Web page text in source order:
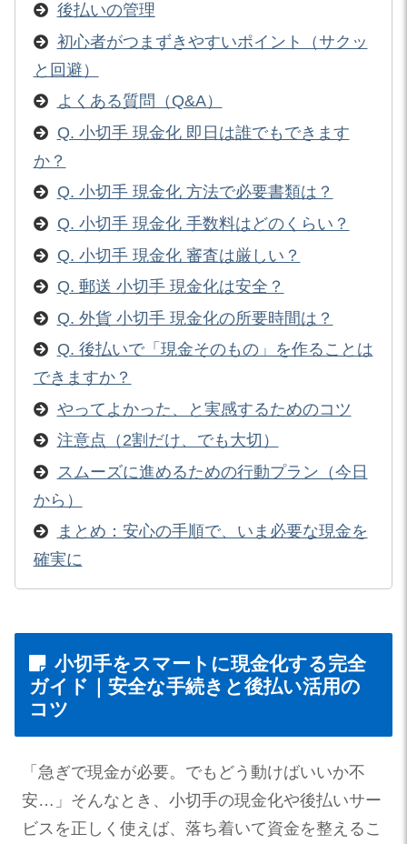
後払いの管理
初心者がつまずきやすいポイント（サクッ
と回避）
よくある質問（Q&A）
Q. 小切手 現金化 即日は誰でもできます
か？
Q. 小切手 現金化 方法で必要書類は？
Q. 小切手 現金化 手数料はどのくらい？
Q. 小切手 現金化 審査は厳しい？
Q. 郵送 小切手 現金化は安全？
Q. 外貨 小切手 現金化の所要時間は？
Q. 後払いで「現金そのもの」を作ることは
できますか？
やってよかった、と実感するためのコツ
注意点（2割だけ、でも大切）
スムーズに進めるための行動プラン（今日
から）
まとめ：安心の手順で、いま必要な現金を
確実に
小切手をスマートに現金化する完全
ガイド｜安全な手続きと後払い活用の
コツ
「急ぎで現金が必要。でもどう動けばいいか不
安…」そんなとき、小切手の現金化や後払いサー
ビスを正しく使えば、落ち着いて資金を整えるこ